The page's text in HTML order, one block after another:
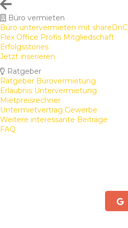
Büro vermieten
Büro untervermieten mit shareDnC
Flex Office Profis Mitgliedschaft
Erfolgsstories
Jetzt inserieren
Ratgeber
Ratgeber Bürovermietung
Erlaubnis Untervermietung
Mietpreisrechner
Untermietvertrag Gewerbe
Weitere interessante Beiträge
FAQ